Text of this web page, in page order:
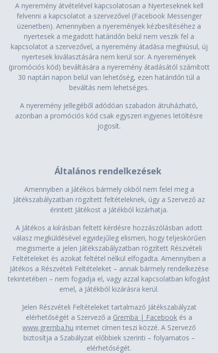
A nyeremény átvételével kapcsolatosan a Nyerteseknek kell
felvenni a kapcsolatot a szervezővel (Facebook Messenger
üzenetben). Amennyiben a nyeremények kézbesítéséhez a
nyertesek a megadott határidőn belül nem veszik fel a
kapcsolatot a szervezővel, a nyeremény átadása meghiúsul, új
nyertesek kiválasztására nem kerül sor. A nyeremények
(promóciós kód) beváltására a nyeremény átadásától számított
30 naptári napon belül van lehetőség, ezen határidőn túl a
beváltás nem lehetséges.
A nyeremény jellegéből adódóan szabadon átruházható,
azonban a promóciós kód csak egyszeri ingyenes letöltésre
jogosít.
Általános rendelkezések
Amennyiben a Játékos bármely okból nem felel meg a
Játékszabályzatban rögzített feltételeknek, úgy a Szervező az
érintett Játékost a Játékból kizárhatja.
A Játékos a kiírásban feltett kérdésre hozzászólásban adott
válasz megküldésével egyidejűleg elismeri, hogy teljeskörűen
megismerte a jelen Játékszabályzatban rögzített Részvételi
Feltételeket és azokat feltétel nélkül elfogadta. Amennyiben a
Játékos a Részvételi Feltételeket – annak bármely rendelkezése
tekintetében – nem fogadja el, vagy azzal kapcsolatban kifogást
emel, a Játékból kizárásra kerül.
Jelen Részvételi Feltételeket tartalmazó Játékszabályzat
elérhetőségét a Szervező a Gremba | Facebook és a
www.gremba.hu internet címen teszi közzé. A Szervező
biztosítja a Szabályzat előbbiek szerinti – folyamatos –
elérhetőségét.